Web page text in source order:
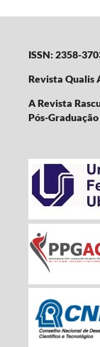
ISSN: 2358-
Revista Qualis
A Revista
Pós-